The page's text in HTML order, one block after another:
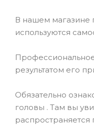
В нашем магазине
используются
результатом его
Обязательно
головы . Там вы
распространяется